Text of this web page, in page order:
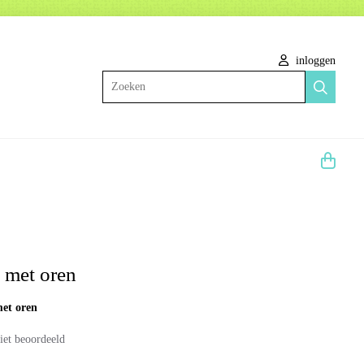
inloggen
Zoeken
met oren
oren
beoordeeld